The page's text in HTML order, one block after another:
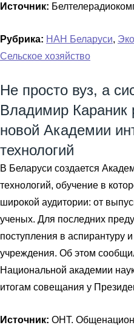
Источник:
Рубрика: НАН Беларуси,
Сельское хозяйство
Не просто вуз, а
Владимир Караник
новой Академии
технологий
В Беларуси создается
технологий, обучение в
широкой аудитории: от
ученых. Для последних
поступления в аспирантуру
учреждения. Об этом
Национальной академии
итогам совещания у
Источник: ОНТ.